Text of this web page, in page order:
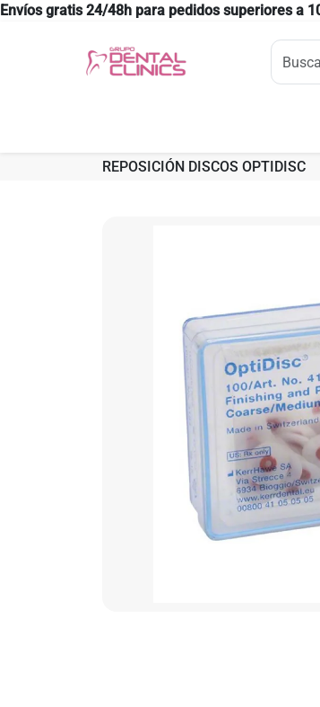
Envíos gratis 24/48h para pedidos superiores a
REPOSICIÓN DISCOS OPTIDISC